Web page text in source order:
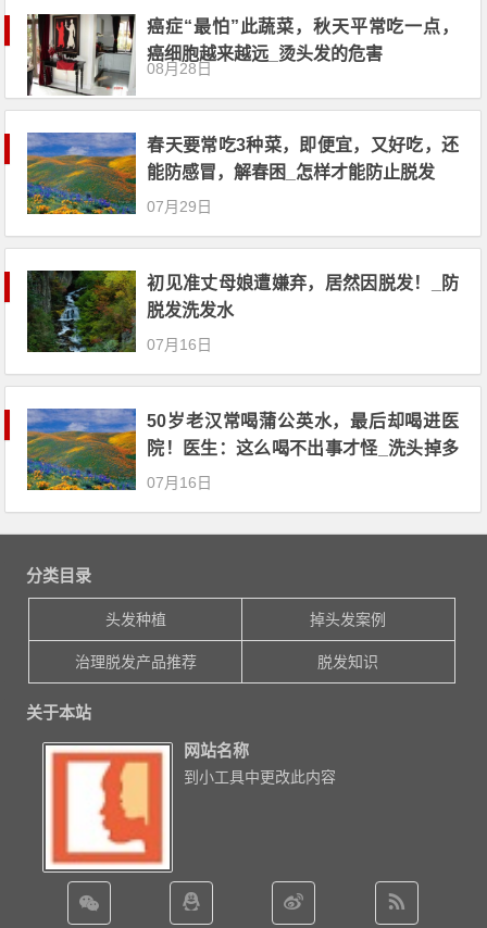
癌症“最怕”此蔬菜，秋天平常吃一点，
癌细胞越来越远_烫头发的危害
08月28日
春天要常吃3种菜，即便宜，又好吃，还
能防感冒，解春困_怎样才能防止脱发
07月29日
初见准丈母娘遭嫌弃，居然因脱发！_防
脱发洗发水
07月16日
50岁老汉常喝蒲公英水，最后却喝进医
院！医生：这么喝不出事才怪_洗头掉多
少头发正常
07月16日
分类目录
头发种植 掉头发案例
治理脱发产品推荐 脱发知识
关于本站
网站名称
到小工具中更改此内容